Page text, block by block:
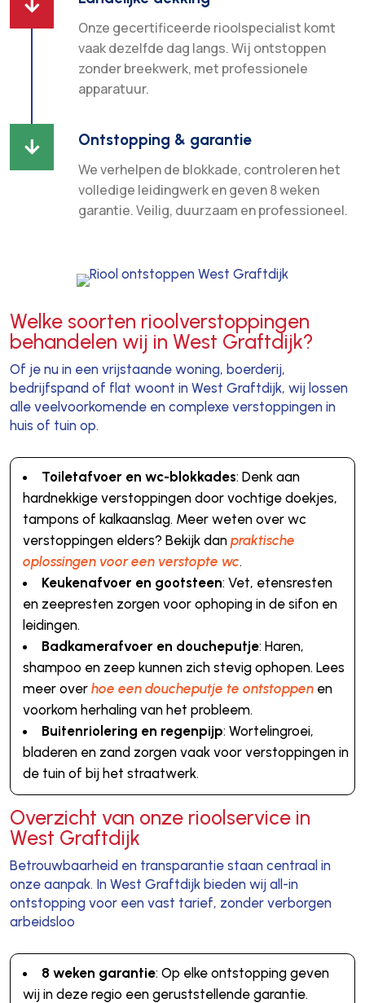

Onze gecertificeerde rioolspecialist komt
vaak dezelfde dag langs. Wij ontstoppen
zonder breekwerk, met professionele
apparatuur.
 Ontstopping & garantie
We verhelpen de blokkade, controleren het
volledige leidingwerk en geven 8 weken
garantie. Veilig, duurzaam en professioneel.
Welke soorten rioolverstoppingen
behandelen wij in West Graftdijk?
Of je nu in een vrijstaande woning, boerderij,
bedrijfspand of flat woont in West Graftdijk, wij lossen
alle veelvoorkomende en complexe verstoppingen in
huis of tuin op.
Toiletafvoer en wc-blokkades: Denk aan
hardnekkige verstoppingen door vochtige doekjes,
tampons of kalkaanslag. Meer weten over wc
verstoppingen elders? Bekijk dan praktische
oplossingen voor een verstopte wc.
Keukenafvoer en gootsteen: Vet, etensresten
en zeepresten zorgen voor ophoping in de sifon en
leidingen.
Badkamerafvoer en doucheputje: Haren,
shampoo en zeep kunnen zich stevig ophopen. Lees
meer over hoe een doucheputje te ontstoppenen
voorkom herhaling van het probleem.
Buitenriolering en regenpijp: Wortelingroei,
bladeren en zand zorgen vaak voor verstoppingen in
de tuin of bij het straatwerk.
Overzicht van onze rioolservice in
West Graftdijk
Betrouwbaarheid en transparantie staan centraal in
onze aanpak. In West Graftdijk bieden wij all-in
ontstopping voor een vast tarief, zonder verborgen
arbeidsloo
8 weken garantie: Op elke ontstopping geven
wij in deze regio een geruststellende garantie.